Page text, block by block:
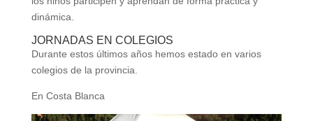
dinámica.
JORNADAS EN COLEGIOS
Durante estos últimos años hemos estado en varios
colegios de la provincia.
En Costa Blanca